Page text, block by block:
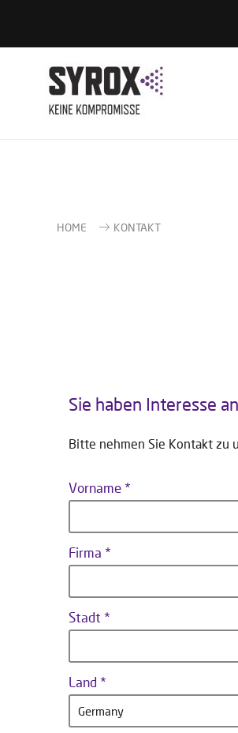
HOME KONTAKT
Sie haben Interesse
Bitte nehmen Sie Kontakt zu
Vorname
Firma
Stadt
Land
Germany